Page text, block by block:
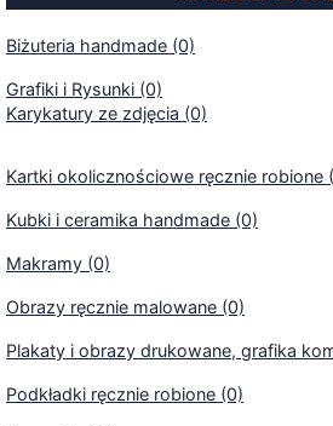
Biżuteria handmade (0)
Grafiki i Rysunki (0)
Karykatury ze zdjęcia (0)
Kartki okolicznościowe ręcznie robione
Kubki i ceramika handmade (0)
Makramy (0)
Obrazy ręcznie malowane (0)
Plakaty i obrazy drukowane, grafika
Podkładki ręcznie robione (0)